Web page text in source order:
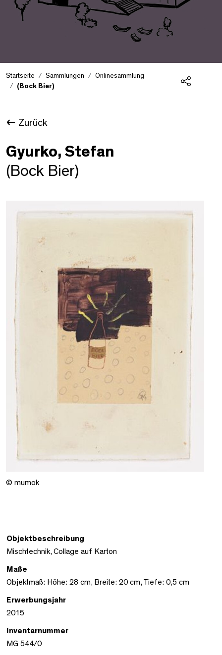
Startseite Sammlungen
Onlinesammlung
(Bock Bier)
Zurück
Gyurko, Stefan
(Bock Bier)
© mumok
Objektbeschreibung
Mischtechnik, Collage auf Karton
Maße
Objektmaß: Höhe: 28 cm, Breite: 20 cm, Tiefe: 0,5 cm
Erwerbungsjahr
2015
Inventarnummer
MG 544/0